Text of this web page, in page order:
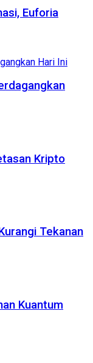
Euforia
Kripto
Tekanan
Kuantum